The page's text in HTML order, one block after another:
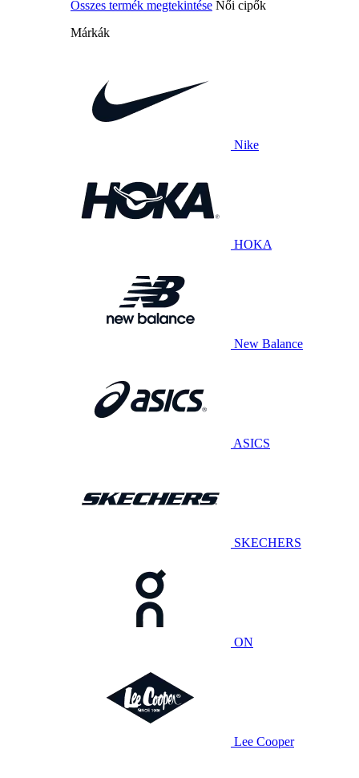
Összes termék megtekintése Női cipők
Márkák
Nike
HOKA
New Balance
ASICS
SKECHERS
ON
Lee Cooper